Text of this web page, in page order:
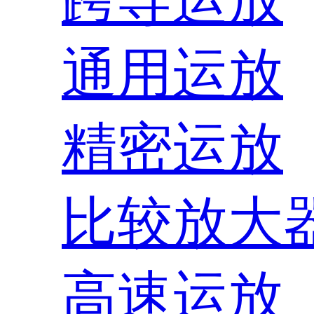
通用运放
精密运放
比较放大
高速运放